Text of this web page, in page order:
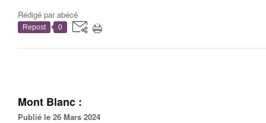
Rédigé parabécé
Repost 0
Mont Blanc :
Publié le 26 Mars 2024